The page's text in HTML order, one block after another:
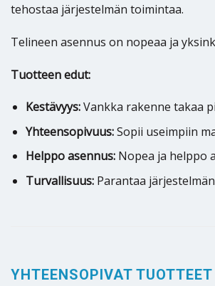
tehostaa järjestelmän toimintaa.
Telineen asennus on nopeaa ja
Tuotteen edut:
Kestävyys:Vankka rakenne takaa
Yhteensopivuus:Sopii useimpiin
Helppo asennus:Nopea ja helppo
Turvallisuus:Parantaa
YHTEENSOPIVAT TUOTTEET